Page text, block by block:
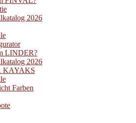
2026
LINDER?
2026
KAYAKS
Farben